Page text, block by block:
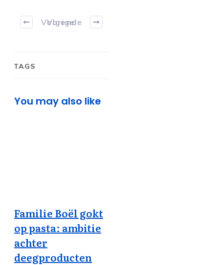
Vorige
Volgende
TAGS
You may also like
Familie Boël gokt
op pasta: ambitie
achter
deegproducten